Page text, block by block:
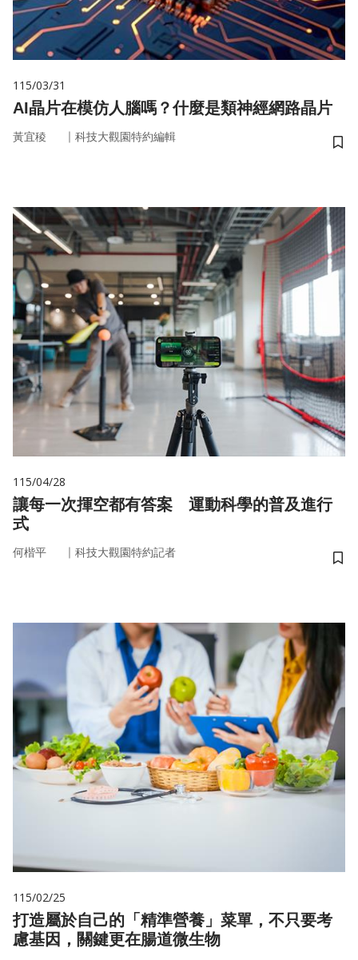
115/03/31
AI晶片在模仿人腦嗎？什麼是類神經網路晶片
黃宜稜 ｜ 科技大觀園特約編輯
儲
115/04/28
讓每一次揮空都有答案 運動科學的普及進行
式
何楷平 ｜ 科技大觀園特約記者
儲
115/02/25
打造屬於自己的「精準營養」菜單，不只要考
慮基因，關鍵更在腸道微生物